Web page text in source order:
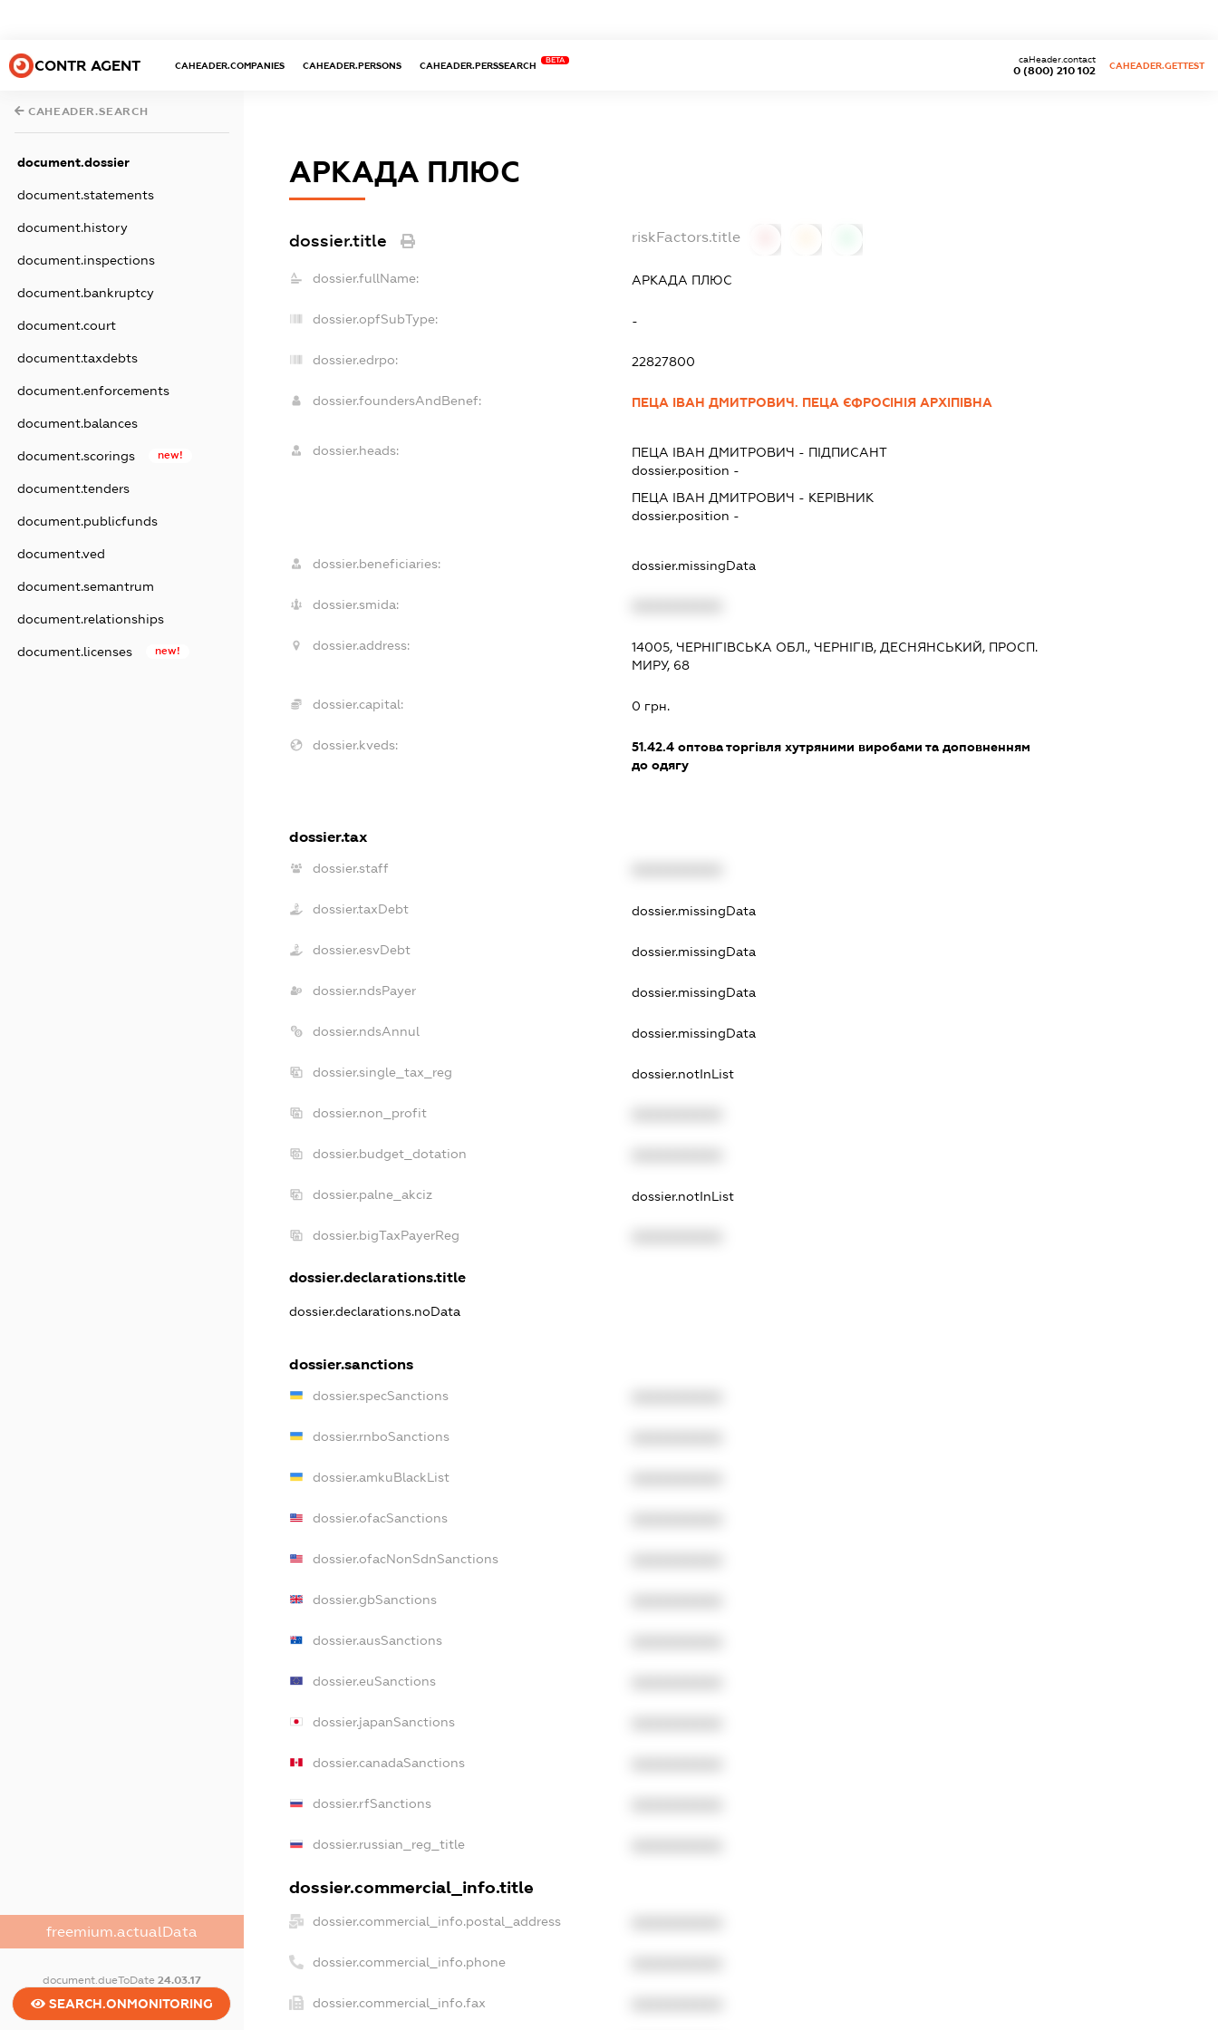
CONTR AGENT CAHEADER.COMPANIES CAHEADER.PERSONS CAHEADER.PERSSEARCH
BETA
0 (800) 210 102
caHeader.contact
CAHEADER.GETTEST
CAHEADER.SEARCH
document.dossier
document.statements
document.history
document.inspections
document.bankruptcy
document.court
document.taxdebts
document.enforcements
document.balances
document.scorings new!
document.tenders
document.publicfunds
document.ved
document.semantrum
document.relationships
document.licenses new!
freemium.actualData
document.dueToDate 24.03.17
SEARCH.ONMONITORING
АРКАДА ПЛЮС
dossier.title riskFactors.title
dossier.fullName: АРКАДА ПЛЮС
dossier.opfSubType: -
dossier.edrpo: 22827800
dossier.foundersAndBenef: ПЕЦА ІВАН ДМИТРОВИЧ. ПЕЦА ЄФРОСІНІЯ АРХІПІВНА
dossier.heads: ПЕЦА ІВАН ДМИТРОВИЧ - ПІДПИСАНТ
dossier.position -
ПЕЦА ІВАН ДМИТРОВИЧ - КЕРІВНИК
dossier.position -
dossier.beneficiaries: dossier.missingData
dossier.smida:
dossier.address:
14005, ЧЕРНІГІВСЬКА ОБЛ., ЧЕРНІГІВ, ДЕСНЯНСЬКИЙ, ПРОСП.
МИРУ, 68
dossier.capital: 0 грн.
dossier.kveds: 51.42.4 оптова торгівля хутряними виробами та доповненням
до одягу
dossier.tax
dossier.staff
dossier.taxDebt dossier.missingData
dossier.esvDebt dossier.missingData
dossier.ndsPayer dossier.missingData
dossier.ndsAnnul dossier.missingData
dossier.single_tax_reg dossier.notInList
dossier.non_profit
dossier.budget_dotation
dossier.palne_akciz dossier.notInList
dossier.bigTaxPayerReg
dossier.declarations.title
dossier.declarations.noData
dossier.sanctions
dossier.specSanctions
dossier.rnboSanctions
dossier.amkuBlackList
dossier.ofacSanctions
dossier.ofacNonSdnSanctions
dossier.gbSanctions
dossier.ausSanctions
dossier.euSanctions
dossier.japanSanctions
dossier.canadaSanctions
dossier.rfSanctions
dossier.russian_reg_title
dossier.commercial_info.title
dossier.commercial_info.postal_address
dossier.commercial_info.phone
dossier.commercial_info.fax